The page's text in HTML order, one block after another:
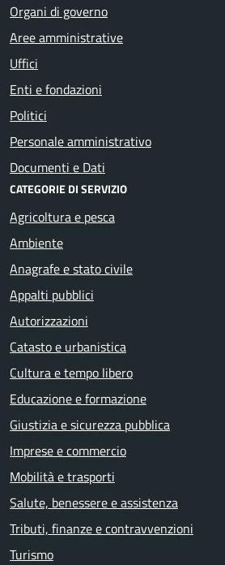
Organi di governo
Aree amministrative
Uffici
Enti e fondazioni
Politici
Personale amministrativo
Documenti e Dati
CATEGORIE DI SERVIZIO
Agricoltura e pesca
Ambiente
Anagrafe e stato civile
Appalti pubblici
Autorizzazioni
Catasto e urbanistica
Cultura e tempo libero
Educazione e formazione
Giustizia e sicurezza pubblica
Imprese e commercio
Mobilità e trasporti
Salute, benessere e assistenza
Tributi, finanze e contravvenzioni
Turismo